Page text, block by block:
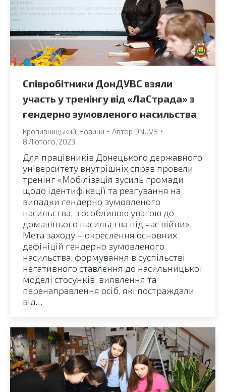
Співробітники ДонДУВС взяли
участь у тренінгу від «ЛаСтрада» з
гендерно зумовленого насильства
Кропивницький Новини Автор DNUVS
8 Лютого, 2023
Для працівників Донецького державного
університету внутрішніх справ провели
тренінг «Мобілізація зусиль громади
щодо ідентифікації та реагування на
випадки гендерно зумовленого
насильства, з особливою увагою до
домашнього насильства під час війни».
Мета заходу – окреслення основних
дефініцій гендерно зумовленого
насильства, формування в суспільстві
негативного ставлення до насильницької
моделі стосунків, виявлення та
перенаправлення осіб, які постраждали
від…